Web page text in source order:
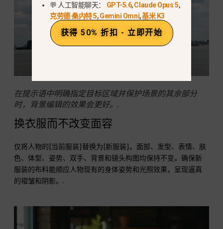
在提示语中明确指定目标区域并保护场景的其余部分
时，背景编辑的效果会更好。.
换衣服而不改变面容
仅将人物的[当前服装]替换为[新服装]。面部、发型、表情、肤
色、体型、姿势、双手、背景和镜头构图均保持不变。确保新
服装的布料能顺应人物现有的身体姿势和光照效果，呈现逼真
的褶皱和阴影。.
💬 人工智能聊天： GPT-5.6,Claude Opus 5,
克劳德·桑内特 5,Gemini Omni,基米 K3
获得 50% 折扣 - 立即开始